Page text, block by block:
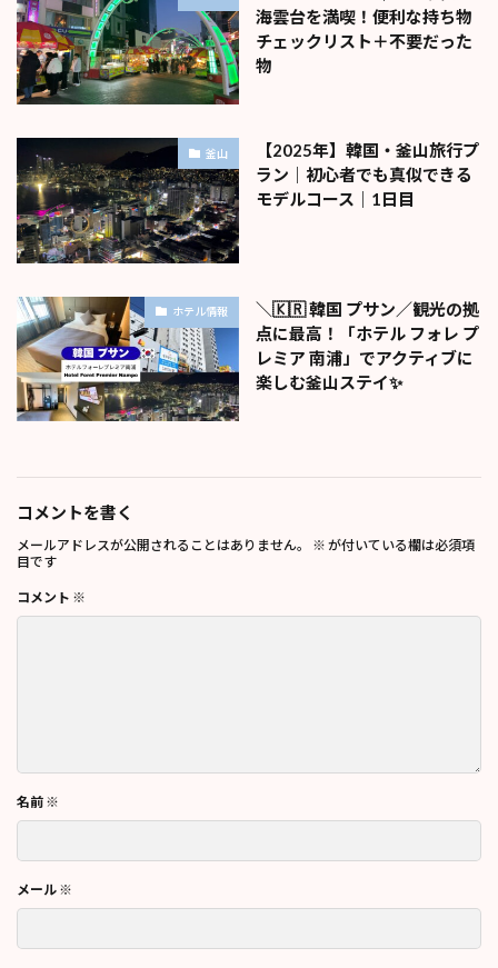
海雲台を満喫！便利な持ち物
チェックリスト＋不要だった
物
釜山
【2025年】韓国・釜山旅行プ
ラン｜初心者でも真似できる
モデルコース｜1日目
ホテル情報
＼🇰🇷 韓国 プサン／観光の拠
点に最高！「ホテル フォレ プ
レミア 南浦」でアクティブに
楽しむ釜山ステイ✨
コメントを書く
メールアドレスが公開されることはありません。 ※ が付いている欄は必須項
目です
コメント ※
名前 ※
メール ※